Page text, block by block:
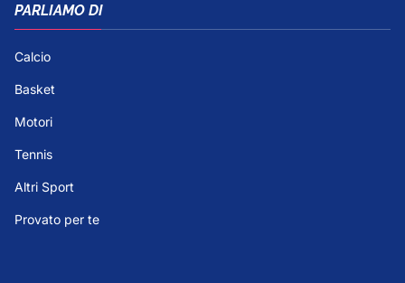
PARLIAMO DI
Calcio
Basket
Motori
Tennis
Altri Sport
Provato per te